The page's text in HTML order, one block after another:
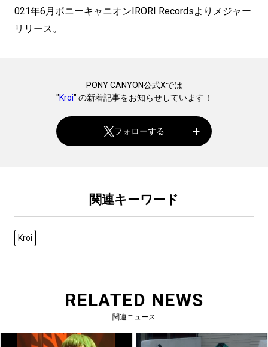
021年6月ポニーキャニオンIRORI Recordsよりメジャー
リリース。
PONY CANYON公式Xでは
"Kroi" の新着記事をお知らせしています！
フォローする
関連キーワード
Kroi
RELATED NEWS
関連ニュース